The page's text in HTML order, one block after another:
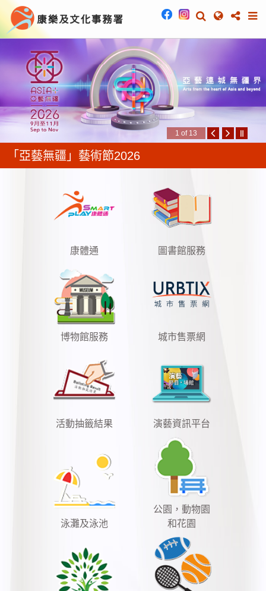
康樂及文化事務署
1 of 13
「亞藝無疆」藝術節2026
康體通 圖書館服務
博物館服務 城市售票網
活動抽籤結果 演藝資訊平台
泳灘及泳池
公園，動物園
和花園